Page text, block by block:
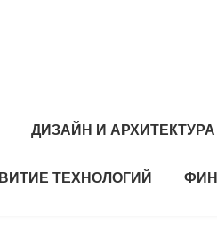
ДИЗАЙН И АРХИТЕКТУРА
ТЕХНОЛОГИЙ